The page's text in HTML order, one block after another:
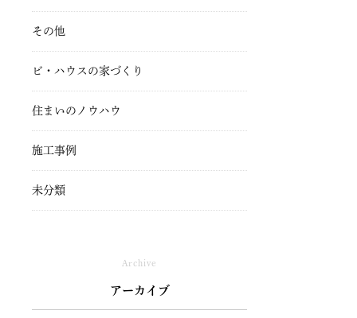
その他
ビ・ハウスの家づくり
住まいのノウハウ
施工事例
未分類
Archive
アーカイブ